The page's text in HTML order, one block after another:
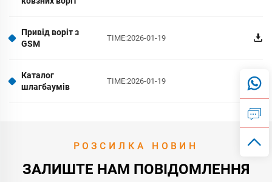
Привід воріт з
GSM
TIME:2026-01-19
Каталог
шлагбаумів
TIME:2026-01-19
РОЗСИЛКА НОВИН
ЗАЛИШТЕ НАМ ПОВІДОМЛЕННЯ